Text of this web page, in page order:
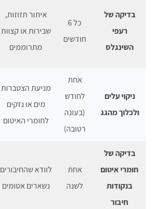
בדיקה של
רעפי
השינגלס
כל 6
חודשים
איתור תזוזות,
שבירות או קצוות
מתרוממים
ניקוי עלים
ולכלוך מהגג
אחת
לחודש
(בעונה
רטובה)
מניעת הצטברות
מים או נזקים
לחומרי האיטום
בדיקה של
חומרי איטום
בנקודות
חיבור
אחת
לשנה
לוודא שהחיבורים
נשארים אטומים